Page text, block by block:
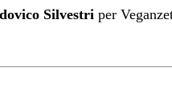
Silvestri per